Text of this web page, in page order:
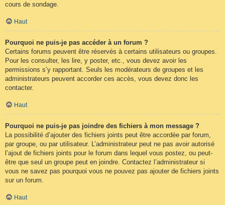
cours de sondage.
Haut
Pourquoi ne puis-je pas accéder à un forum ?
Certains forums peuvent être réservés à certains utilisateurs ou groupes.
Pour les consulter, les lire, y poster, etc., vous devez avoir les
permissions s’y rapportant. Seuls les modérateurs de groupes et les
administrateurs peuvent accorder ces accès, vous devez donc les
contacter.
Haut
Pourquoi ne puis-je pas joindre des fichiers à mon message ?
La possibilité d’ajouter des fichiers joints peut être accordée par forum,
par groupe, ou par utilisateur. L’administrateur peut ne pas avoir autorisé
l’ajout de fichiers joints pour le forum dans lequel vous postez, ou peut-
être que seul un groupe peut en joindre. Contactez l’administrateur si
vous ne savez pas pourquoi vous ne pouvez pas ajouter de fichiers joints
sur un forum.
Haut